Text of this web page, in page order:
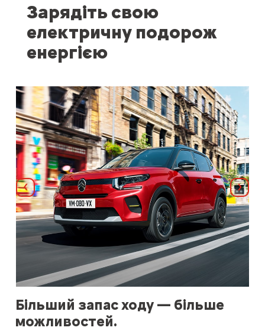
Зарядіть свою
електричну подорож
енергією
Назад
Більший запас ходу — більше
можливостей.
Далі